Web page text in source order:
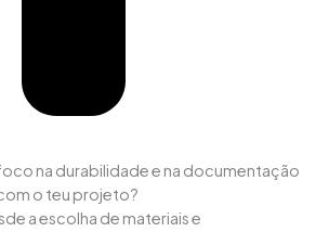
na durabilidade e na documentação
o teu projeto?
a escolha de materiais e